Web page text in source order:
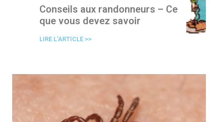
Conseils aux randonneurs – Ce
que vous devez savoir
LIRE L'ARTICLE >>